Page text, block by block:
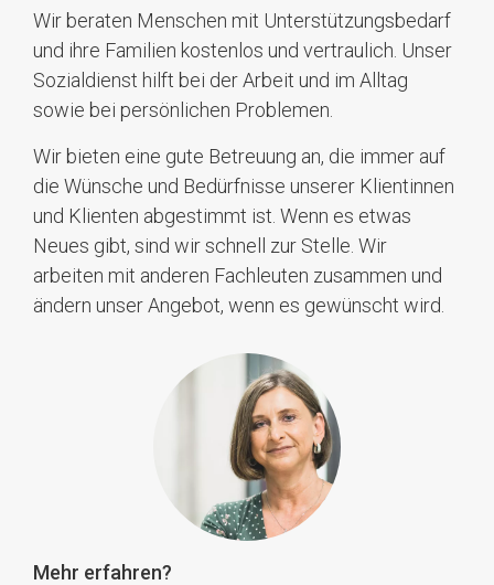
Wir beraten Menschen mit Unterstützungsbedarf
und ihre Familien kostenlos und vertraulich. Unser
Sozialdienst hilft bei der Arbeit und im Alltag
sowie bei persönlichen Problemen.
Wir bieten eine gute Betreuung an, die immer auf
die Wünsche und Bedürfnisse unserer Klientinnen
und Klienten abgestimmt ist. Wenn es etwas
Neues gibt, sind wir schnell zur Stelle. Wir
arbeiten mit anderen Fachleuten zusammen und
ändern unser Angebot, wenn es gewünscht wird.
Mehr erfahren?